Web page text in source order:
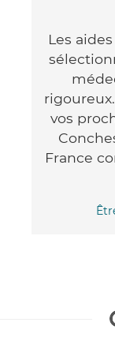
Les
vos
France